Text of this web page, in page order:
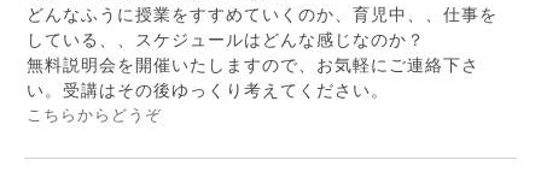
どんなふうに授業をすすめていくのか、育児中、、仕事を
している、、スケジュールはどんな感じなのか？
無料説明会を開催いたしますので、お気軽にご連絡下さ
い。受講はその後ゆっくり考えてください。
こちらからどうぞ